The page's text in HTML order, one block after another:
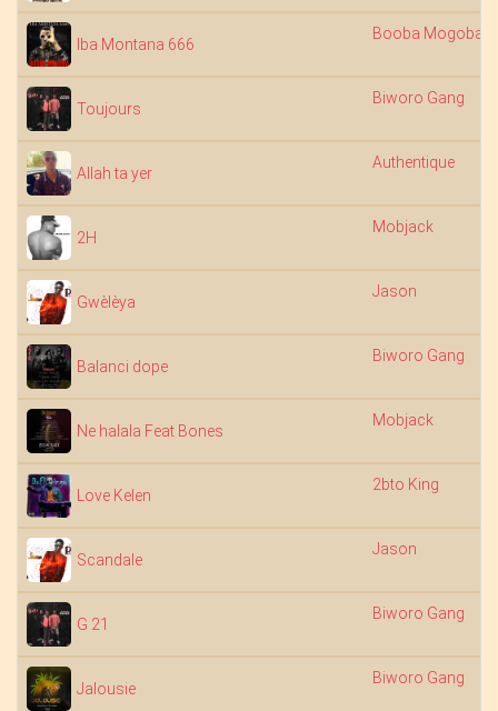
Iba Montana 666
Booba Mogoba
Toujours
Biworo Gang
Allah ta yer
Authentique
2H
Mobjack
Gwèlèya
Jason
Balanci dope
Biworo Gang
Ne halala Feat Bones
Mobjack
Love Kelen
2bto King
Scandale
Jason
G 21
Biworo Gang
Jalousie
Biworo Gang